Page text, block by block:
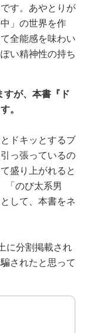
す。あやとりが
」の世界を作
全能感を味わい
い精神性の持ち
が、本書『ド
。
ドキッとするブ
っ張っているの
盛り上がれると
「のび太系男
して、本書をネ
に分割掲載され
されたと思って